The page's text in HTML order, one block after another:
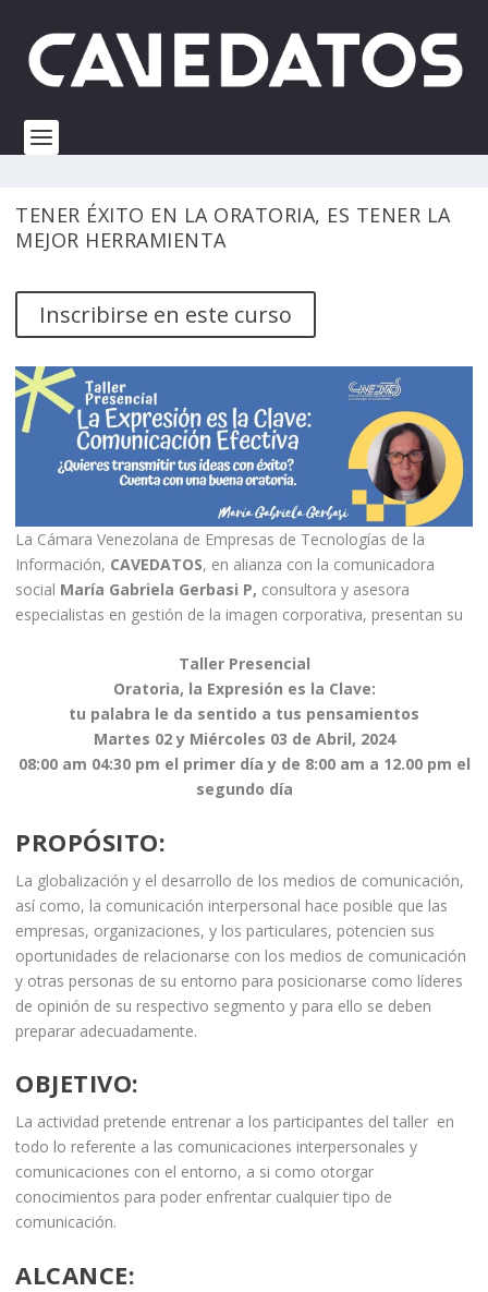
TENER ÉXITO EN LA ORATORIA, ES TENER LA
MEJOR HERRAMIENTA
Inscribirse en este curso
La Cámara Venezolana de Empresas de Tecnologías de la
Información, CAVEDATOS, en alianza con la comunicadora
social María Gabriela Gerbasi P, consultora y asesora
especialistas en gestión de la imagen corporativa, presentan su
Taller Presencial
Oratoria, la Expresión es la Clave:
tu palabra le da sentido a tus pensamientos
Martes 02 y Miércoles 03 de Abril, 2024
08:00 am 04:30 pm el primer día y de 8:00 am a 12.00 pm el
segundo día
PROPÓSITO:
La globalización y el desarrollo de los medios de comunicación,
así como, la comunicación interpersonal hace posible que las
empresas, organizaciones, y los particulares, potencien sus
oportunidades de relacionarse con los medios de comunicación
y otras personas de su entorno para posicionarse como líderes
de opinión de su respectivo segmento y para ello se deben
preparar adecuadamente.
OBJETIVO:
La actividad pretende entrenar a los participantes del taller en
todo lo referente a las comunicaciones interpersonales y
comunicaciones con el entorno, a si como otorgar
conocimientos para poder enfrentar cualquier tipo de
comunicación.
ALCANCE: